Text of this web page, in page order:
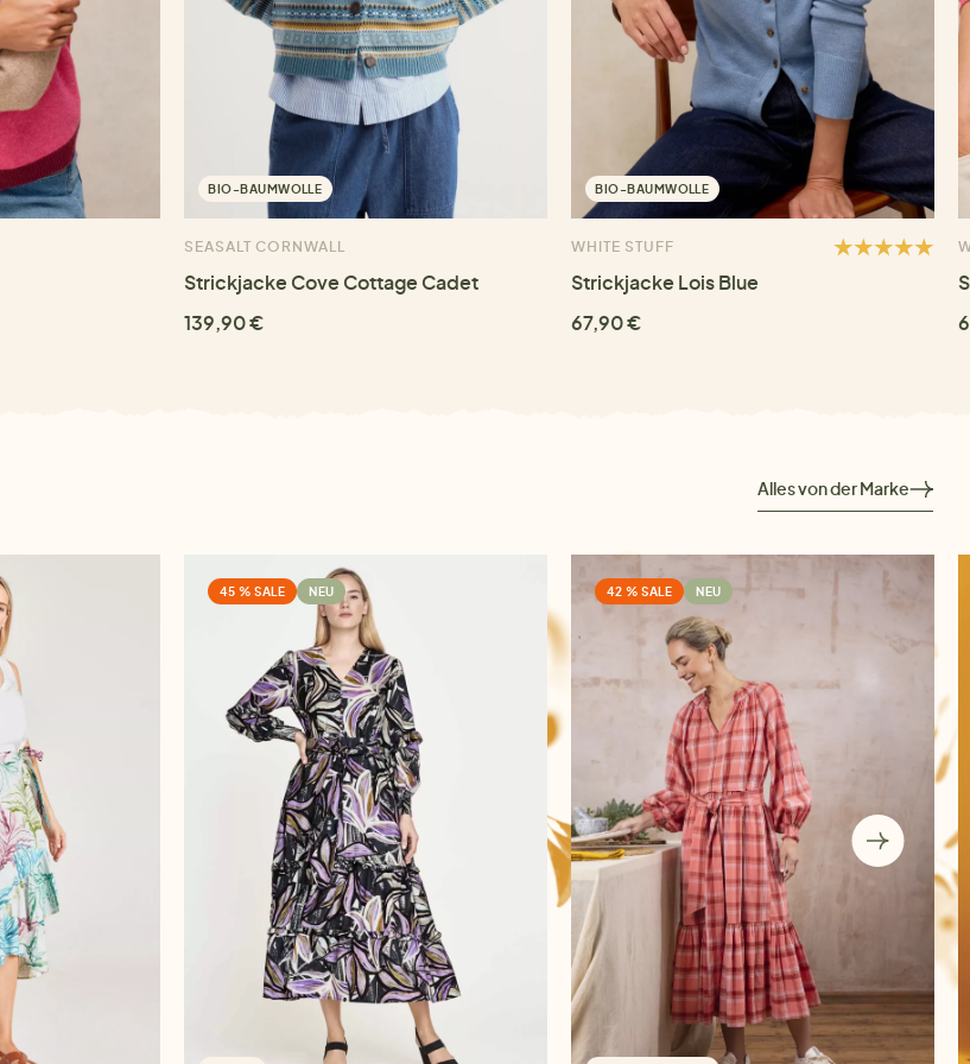
BIO-BAUMWOLLE
SEASALT CORNWALL
Strickjacke Cove Cottage Cadet
139,90 €
BIO-BAUMWOLLE
WHITE STUFF
Strickjacke Lois Blue
67,90 €
Alles von der Marke
45 % SALE NEU 42 % SALE NEU